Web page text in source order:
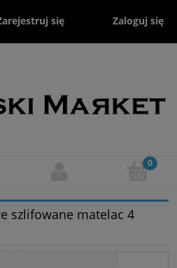
się Zaloguj się
szlifowane matelac 4